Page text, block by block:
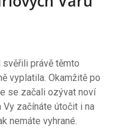
právě těmto
vyplatila. Okamžitě po
se začali ozývat noví
Vy začínáte útočit i na
nemáte vyhrané.